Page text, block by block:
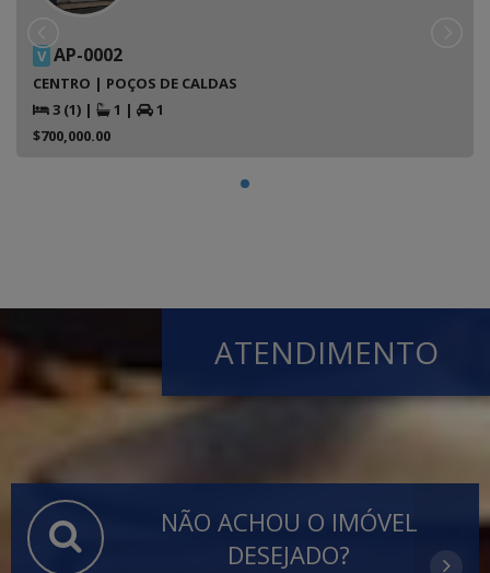
V AP-0002
CENTRO | POÇOS DE CALDAS
3 (1) | 1 |
1
$700,000.00
ATENDIMENTO
NÃO ACHOU O IMÓVEL
DESEJADO?